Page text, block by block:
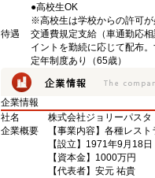
●高校生OK
※高校生は学校からの許可が
待遇
交通費規定支給（車通勤応
イントを勤続に応じて配布
定年制度あり（65歳）
企業情報
社名
株式会社ジョリーパスタ
企業概要
【事業内容】各種レス
【設立】1971年9月18日
【資本金】1000万円
【代表者】安元 祐貴